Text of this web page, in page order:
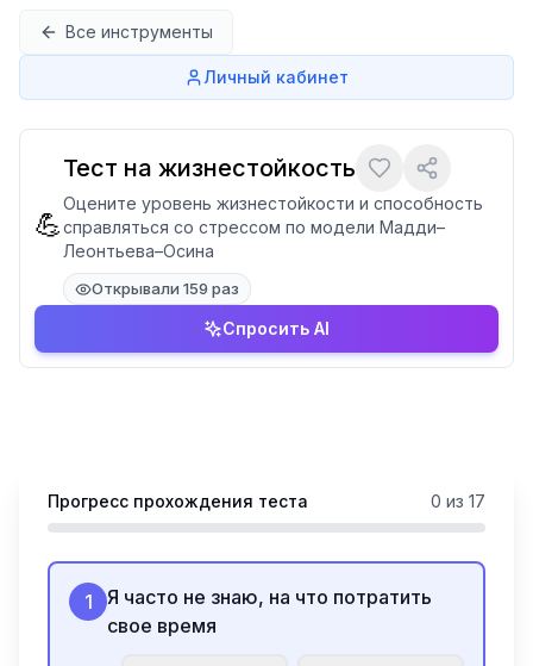
Все инструменты
Личный кабинет
💪
Тест на жизнестойкость
Оцените уровень жизнестойкости и способность
справляться со стрессом по модели Мадди–
Леонтьева–Осина
Открывали 159 раз
Спросить AI
Прогресс прохождения теста 0 из 17
1
Я часто не знаю, на что потратить
свое время